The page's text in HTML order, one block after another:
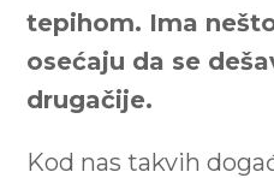
tepihom. Ima
osećaju da se
drugačije.
Kod nas takvih